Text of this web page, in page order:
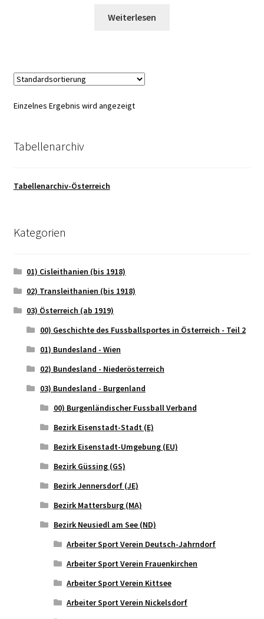
Weiterlesen
Einzelnes Ergebnis wird angezeigt
Tabellenarchiv
Tabellenarchiv-Österreich
Kategorien
01) Cisleithanien (bis 1918)
02) Transleithanien (bis 1918)
03) Österreich (ab 1919)
00) Geschichte des Fussballsportes in Österreich - Teil 2
01) Bundesland - Wien
02) Bundesland - Niederösterreich
03) Bundesland - Burgenland
00) Burgenländischer Fussball Verband
Bezirk Eisenstadt-Stadt (E)
Bezirk Eisenstadt-Umgebung (EU)
Bezirk Güssing (GS)
Bezirk Jennersdorf (JE)
Bezirk Mattersburg (MA)
Bezirk Neusiedl am See (ND)
Arbeiter Sport Verein Deutsch-Jahrndorf
Arbeiter Sport Verein Frauenkirchen
Arbeiter Sport Verein Kittsee
Arbeiter Sport Verein Nickelsdorf